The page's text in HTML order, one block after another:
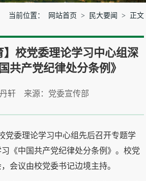
当前位置： 网站首页 > 民大要闻 > 正文
】校党委理论学习中心组深
共产党纪律处分条例》
轩 来源：党委宣传部
党委理论学习中心组先后召开专题学
《中国共产党纪律处分条例》。校党
会议由校党委书记边境主持。